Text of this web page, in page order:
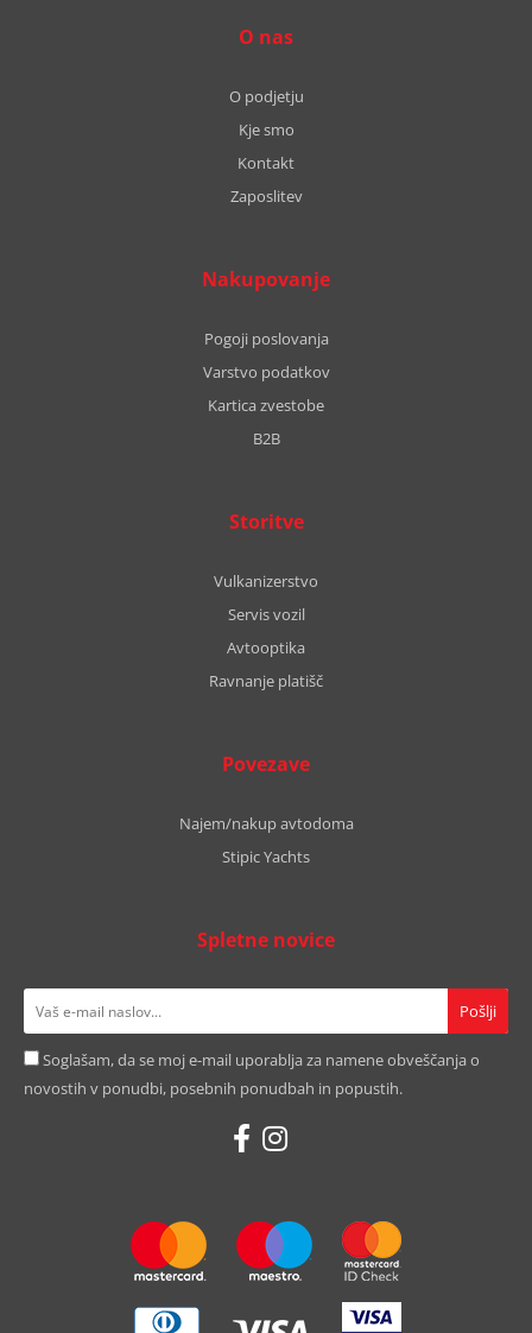
O nas
O podjetju
Kje smo
Kontakt
Zaposlitev
Nakupovanje
Pogoji poslovanja
Varstvo podatkov
Kartica zvestobe
B2B
Storitve
Vulkanizerstvo
Servis vozil
Avtooptika
Ravnanje platišč
Povezave
Najem/nakup avtodoma
Stipic Yachts
Spletne novice
Soglašam, da se moj e-mail uporablja za namene obveščanja o
novostih v ponudbi, posebnih ponudbah in popustih.